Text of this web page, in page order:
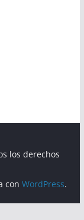
los derechos
conWordPress.